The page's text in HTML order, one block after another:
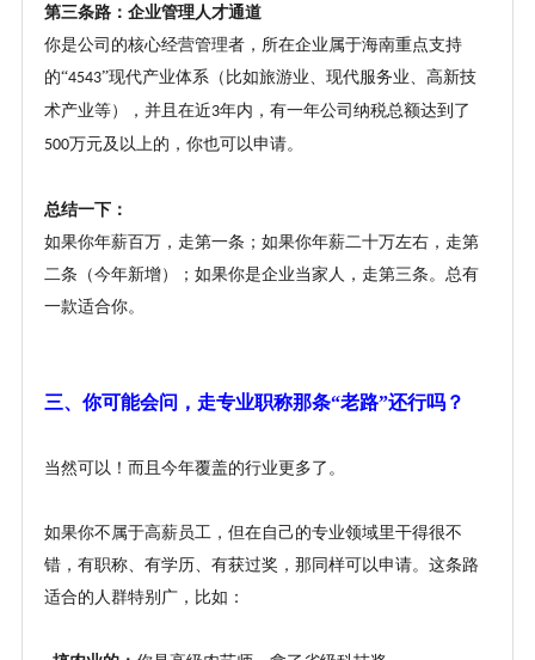
第三条路：企业管理人才通道
你是公司的核心经营管理者，所在企业属于海南重点支持
的“4543”现代产业体系（比如旅游业、现代服务业、高新技
术产业等），并且在近3年内，有一年公司纳税总额达到了
500万元及以上的，你也可以申请。
总结一下：
如果你年薪百万，走第一条；如果你年薪二十万左右，走第
二条（今年新增）；如果你是企业当家人，走第三条。总有
一款适合你。
三、你可能会问，走专业职称那条“老路”还行吗？
当然可以！而且今年覆盖的行业更多了。
如果你不属于高薪员工，但在自己的专业领域里干得很不
错，有职称、有学历、有获过奖，那同样可以申请。这条路
适合的人群特别广，比如：